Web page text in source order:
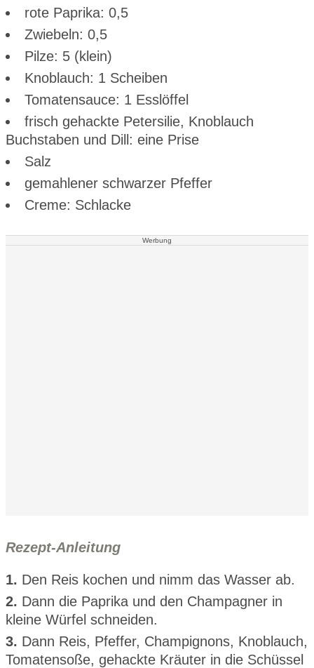
rote Paprika: 0,5
Zwiebeln: 0,5
Pilze: 5 (klein)
Knoblauch: 1 Scheiben
Tomatensauce: 1 Esslöffel
frisch gehackte Petersilie, Knoblauch
Buchstaben und Dill: eine Prise
Salz
gemahlener schwarzer Pfeffer
Creme: Schlacke
Werbung
Rezept-Anleitung
1. Den Reis kochen und nimm das Wasser ab.
2. Dann die Paprika und den Champagner in
kleine Würfel schneiden.
3. Dann Reis, Pfeffer, Champignons, Knoblauch,
Tomatensoße, gehackte Kräuter in die Schüssel